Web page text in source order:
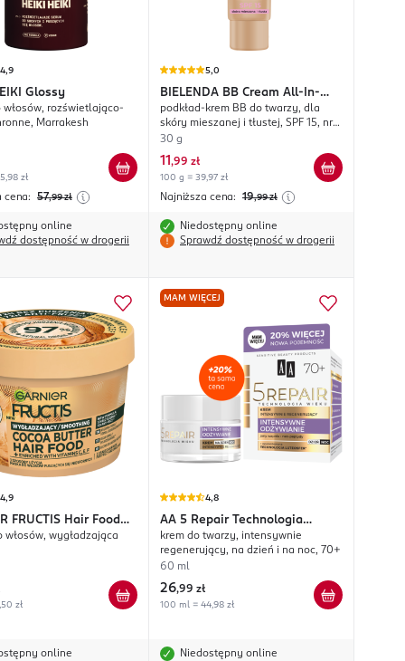
4,9
Glossy
włosów, rozświetlająco-
Marrakesh
zł
cena: 57,99 zł
online
dostępność w drogerii
5,0
BIELENDA BB Cream All-In-
One
podkład-krem BB do twarzy, dla
skóry mieszanej i tłustej, SPF 15, nr
01 Jasny
30 g
11 ,99 zł
100 g = 39,97 zł
Najniższa cena: 19,99 zł
Niedostępny online
Sprawdź dostępność w drogerii
4,9
FRUCTIS Hair Food
włosów, wygładzająca
zł
online
MAM WIĘCEJ
4,8
AA 5 Repair Technologia
Wieku
krem do twarzy, intensywnie
regenerujący, na dzień i na noc, 70+
60 ml
26,99 zł
100 ml = 44,98 zł
Niedostępny online